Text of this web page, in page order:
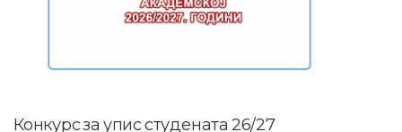
Конкурс за упис студената 26/27